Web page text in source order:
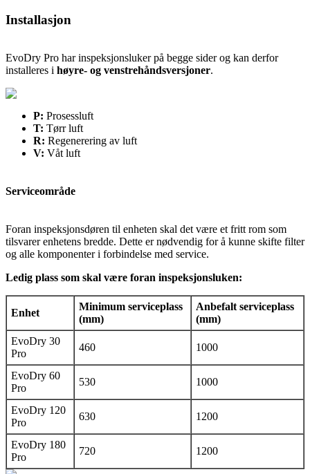
Installasjon
EvoDry Pro har inspeksjonsluker på begge sider og kan derfor
installeres i høyre- og venstrehåndsversjoner.
P: Prosessluft
T: Tørr luft
R: Regenerering av luft
V: Våt luft
Serviceområde
Foran inspeksjonsdøren til enheten skal det være et fritt rom som
tilsvarer enhetens bredde. Dette er nødvendig for å kunne skifte filter
og alle komponenter i forbindelse med service.
Ledig plass som skal være foran inspeksjonsluken:
Enhet
Minimum serviceplass
(mm)
Anbefalt serviceplass
(mm)
EvoDry 30
Pro
460 1000
EvoDry 60
Pro
530 1000
EvoDry 120
Pro
630 1200
EvoDry 180
Pro
720 1200